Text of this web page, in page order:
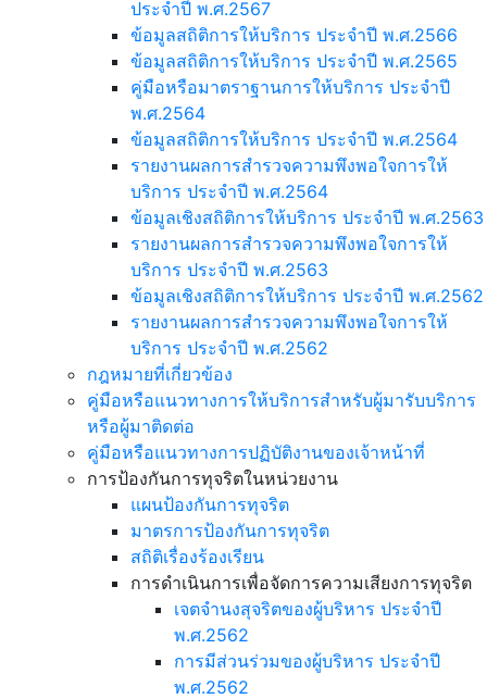
ประจำปี พ.ศ.2567
ข้อมูลสถิติการให้บริการ ประจำปี พ.ศ.2566
ข้อมูลสถิติการให้บริการ ประจำปี พ.ศ.2565
คู่มือหรือมาตราฐานการให้บริการ ประจำปี
พ.ศ.2564
ข้อมูลสถิติการให้บริการ ประจำปี พ.ศ.2564
รายงานผลการสำรวจความพึงพอใจการให้
บริการ ประจำปี พ.ศ.2564
ข้อมูลเชิงสถิติการให้บริการ ประจำปี พ.ศ.2563
รายงานผลการสำรวจความพึงพอใจการให้
บริการ ประจำปี พ.ศ.2563
ข้อมูลเชิงสถิติการให้บริการ ประจำปี พ.ศ.2562
รายงานผลการสำรวจความพึงพอใจการให้
บริการ ประจำปี พ.ศ.2562
กฎหมายที่เกี่ยวข้อง
คู่มือหรือแนวทางการให้บริการสำหรับผู้มารับบริการ
หรือผู้มาติดต่อ
คู่มือหรือแนวทางการปฏิบัติงานของเจ้าหน้าที่
การป้องกันการทุจริตในหน่วยงาน
แผนป้องกันการทุจริต
มาตรการป้องกันการทุจริต
สถิติเรื่องร้องเรียน
การดำเนินการเพื่อจัดการความเสียงการทุจริต
เจตจำนงสุจริตของผู้บริหาร ประจำปี
พ.ศ.2562
การมีส่วนร่วมของผู้บริหาร ประจำปี
พ.ศ.2562